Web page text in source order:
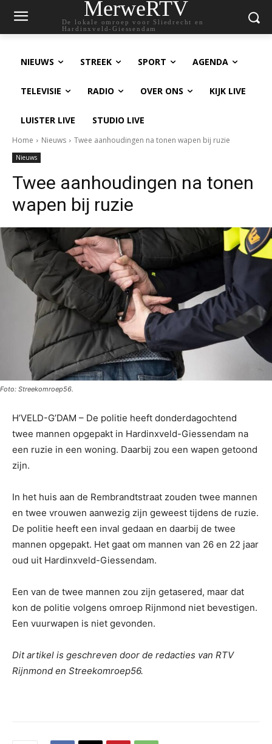
MerweRTV
De lokale omroep voor Sliedrecht en
Hardinxveld-Giessendam
NIEUWS STREEK SPORT AGENDA
TELEVISIE RADIO OVER ONS KIJK LIVE
LUISTER LIVE STUDIO LIVE
Home Nieuws Twee aanhoudingen na tonen wapen bij ruzie
Nieuws
Twee aanhoudingen na tonen
wapen bij ruzie
Foto: Streekomroep56.
H’VELD-G’DAM – De politie heeft donderdagochtend
twee mannen opgepakt in Hardinxveld-Giessendam na
een ruzie in een woning. Daarbij zou een wapen getoond
zijn.
In het huis aan de Rembrandtstraat zouden twee mannen
en twee vrouwen aanwezig zijn geweest tijdens de ruzie.
De politie heeft een inval gedaan en daarbij de twee
mannen opgepakt. Het gaat om mannen van 26 en 22 jaar
oud uit Hardinxveld-Giessendam.
Een van de twee mannen zou zijn getasered, maar dat
kon de politie volgens omroep Rijnmond niet bevestigen.
Een vuurwapen is niet gevonden.
Dit artikel is geschreven door de redacties van RTV
Rijnmond en Streekomroep56.